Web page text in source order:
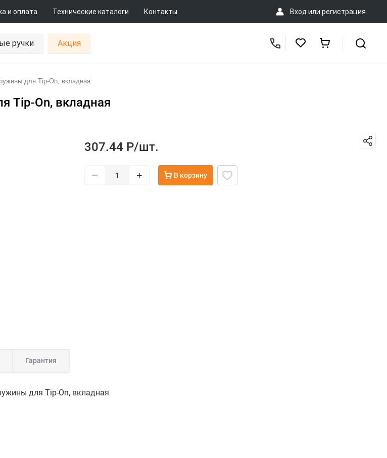
и оплата Технические каталоги Контакты Вход или регистрация
ручки Акция
для Tip-On, вкладная
Tip-On, вкладная
307.44 Р/шт.
– + В корзину
Гарантия
для Tip-On, вкладная